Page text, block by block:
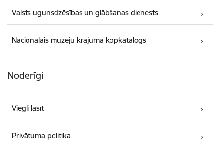
Valsts ugunsdzēsības un glābšanas dienests
Nacionālais muzeju krājuma kopkatalogs
Noderīgi
Viegli lasīt
Privātuma politika